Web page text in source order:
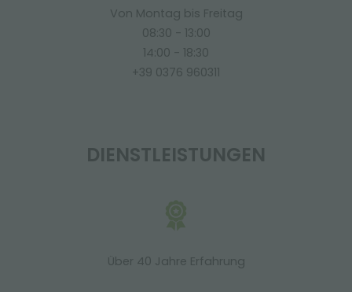
Von Montag bis Freitag
08:30 - 13:00
14:00 - 18:30
+39 0376 960311
DIENSTLEISTUNGEN
Über 40 Jahre Erfahrung